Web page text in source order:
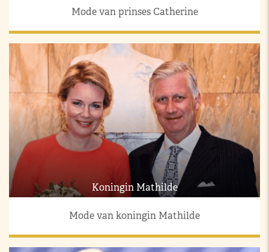
Mode van prinses Catherine
Koningin Mathilde
Mode van koningin Mathilde